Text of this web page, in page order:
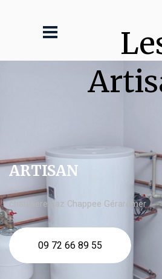
ARTISAN
chaudière gaz Chappee Gérardmer
09 72 66 89 55